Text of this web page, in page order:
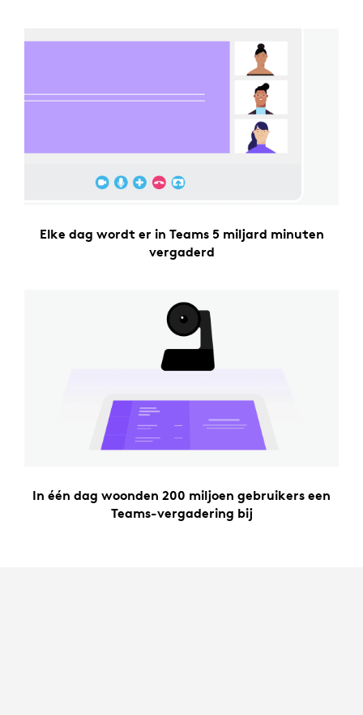
Elke dag wordt er in Teams 5 miljard minuten
vergaderd
In één dag woonden 200 miljoen gebruikers een
Teams-vergadering bij